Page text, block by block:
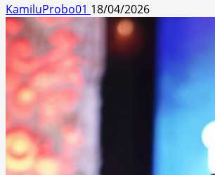
KamiluProbo01 18/04/2026